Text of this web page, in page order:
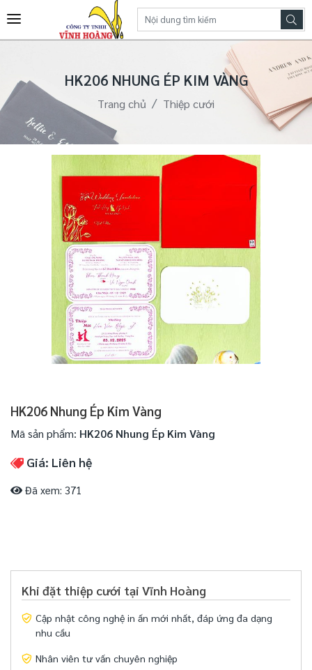
HK206 NHUNG ÉP KIM VÀNG
Trang chủ Thiệp cưới
HK206 Nhung Ép Kim Vàng
Mã sản phẩm: HK206 Nhung Ép Kim Vàng
Giá: Liên hệ
Đã xem: 371
Khi đặt thiệp cưới tại Vĩnh Hoàng
Cập nhật công nghệ in ấn mới nhất, đáp ứng đa dạng
nhu cầu
Nhân viên tư vấn chuyên nghiệp